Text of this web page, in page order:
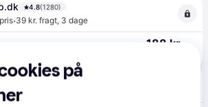
4.8(1280)
·39 kr. fragt, 3 dage
188 kr.
4.3(42)
,1-2 dage
på